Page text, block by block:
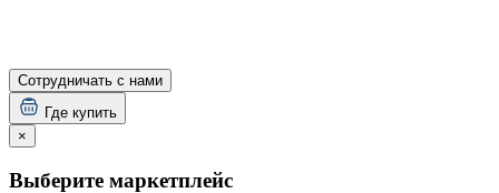
Сотрудничать с нами
Где купить
×
Выберите маркетплейс